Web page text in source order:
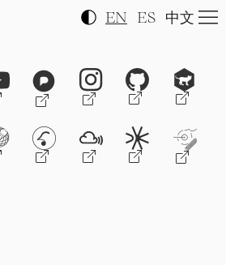
EN ES 中文